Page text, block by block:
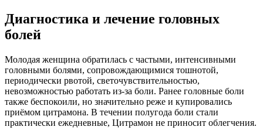
Диагностика и лечение головных
болей
Молодая женщина обратилась с частыми, интенсивными
головными болями, сопровождающимися тошнотой,
периодически рвотой, светочувствительностью,
невозможностью работать из-за боли. Ранее головные боли
также беспокоили, но значительно реже и купировались
приёмом цитрамона. В течении полугода боли стали
практически ежедневные, Цитрамон не приносит облегчения.